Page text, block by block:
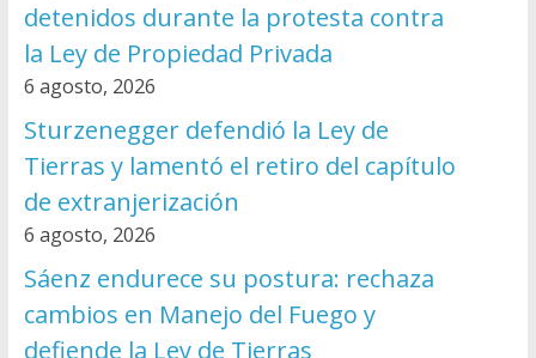
detenidos durante la protesta contra
la Ley de Propiedad Privada
6 agosto, 2026
Sturzenegger defendió la Ley de
Tierras y lamentó el retiro del capítulo
de extranjerización
6 agosto, 2026
Sáenz endurece su postura: rechaza
cambios en Manejo del Fuego y
defiende la Ley de Tierras